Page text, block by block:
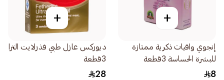
+
إنجوي واقيات ذكرية ممتازة
للبشرة الحساسة 3قطعة
8
+
ديوركس عازل طبي فذرلايت الترا
3قطعة
28